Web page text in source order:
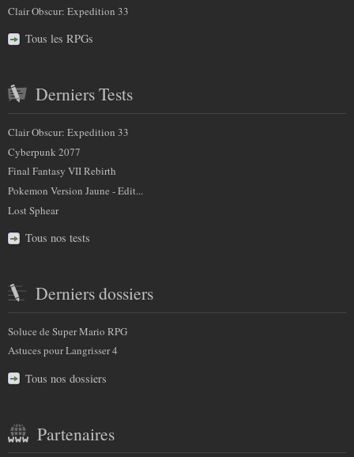
Clair Obscur: Expedition 33
Tous les RPGs
Derniers Tests
Clair Obscur: Expedition 33
Cyberpunk 2077
Final Fantasy VII Rebirth
Pokemon Version Jaune - Edit...
Lost Sphear
Tous nos tests
Derniers dossiers
Soluce de Super Mario RPG
Astuces pour Langrisser 4
Tous nos dossiers
Partenaires